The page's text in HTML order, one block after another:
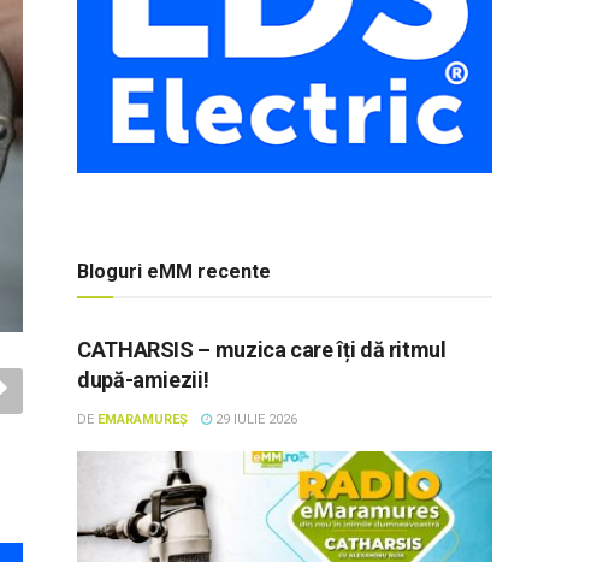
Bloguri eMM recente
CATHARSIS – muzica care îți dă ritmul
după-amiezii!
DE EMARAMUREȘ 29 IULIE 2026